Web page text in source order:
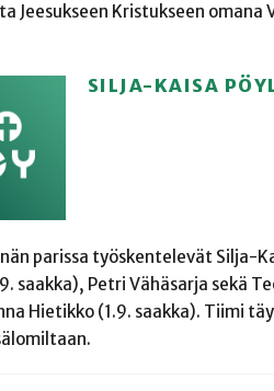
Jeesukseen Kristukseen
SILJA-KAISA
parissa työskentelevät Silja-
saakka), Petri Vähäsarja sekä
Hietikko (1.9. saakka). Tiimi